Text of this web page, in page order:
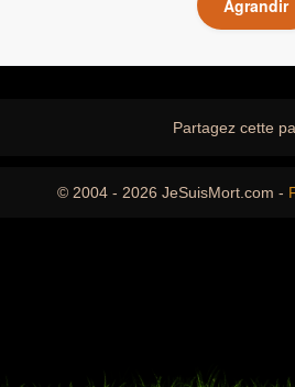
Agrandir
Partagez cette
© 2004 - 2026 JeSuisMort.com -